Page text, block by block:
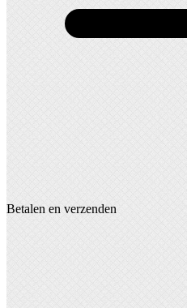
Betalen en verzenden